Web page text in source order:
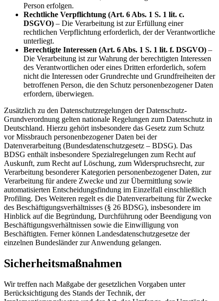
Person erfolgen.
Rechtliche Verpflichtung (Art. 6 Abs. 1 S. 1 lit. c.
DSGVO) – Die Verarbeitung ist zur Erfüllung einer
rechtlichen Verpflichtung erforderlich, der der Verantwortliche
unterliegt.
Berechtigte Interessen (Art. 6 Abs. 1 S. 1 lit. f. DSGVO) –
Die Verarbeitung ist zur Wahrung der berechtigten Interessen
des Verantwortlichen oder eines Dritten erforderlich, sofern
nicht die Interessen oder Grundrechte und Grundfreiheiten der
betroffenen Person, die den Schutz personenbezogener Daten
erfordern, überwiegen.
Zusätzlich zu den Datenschutzregelungen der Datenschutz-
Grundverordnung gelten nationale Regelungen zum Datenschutz in
Deutschland. Hierzu gehört insbesondere das Gesetz zum Schutz
vor Missbrauch personenbezogener Daten bei der
Datenverarbeitung (Bundesdatenschutzgesetz – BDSG). Das
BDSG enthält insbesondere Spezialregelungen zum Recht auf
Auskunft, zum Recht auf Löschung, zum Widerspruchsrecht, zur
Verarbeitung besonderer Kategorien personenbezogener Daten, zur
Verarbeitung für andere Zwecke und zur Übermittlung sowie
automatisierten Entscheidungsfindung im Einzelfall einschließlich
Profiling. Des Weiteren regelt es die Datenverarbeitung für Zwecke
des Beschäftigungsverhältnisses (§ 26 BDSG), insbesondere im
Hinblick auf die Begründung, Durchführung oder Beendigung von
Beschäftigungsverhältnissen sowie die Einwilligung von
Beschäftigten. Ferner können Landesdatenschutzgesetze der
einzelnen Bundesländer zur Anwendung gelangen.
Sicherheitsmaßnahmen
Wir treffen nach Maßgabe der gesetzlichen Vorgaben unter
Berücksichtigung des Stands der Technik, der